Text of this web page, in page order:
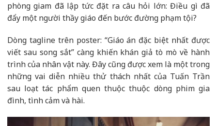
phòng giam đã lập tức đặt ra câu hỏi lớn: Điều gì đã
đẩy một người thầy giáo đến bước đường phạm tội?
Dòng tagline trên poster: “Giáo án đặc biệt nhất được
viết sau song sắt” càng khiến khán giả tò mò về hành
trình của nhân vật này. Đây cũng được xem là một trong
những vai diễn nhiều thử thách nhất của Tuấn Trần
sau loạt tác phẩm quen thuộc thuộc dòng phim gia
đình, tình cảm và hài.